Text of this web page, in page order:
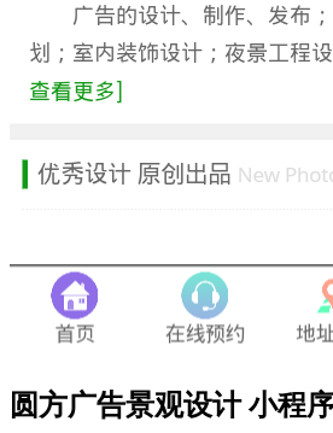
圆方广告景观设计 小程